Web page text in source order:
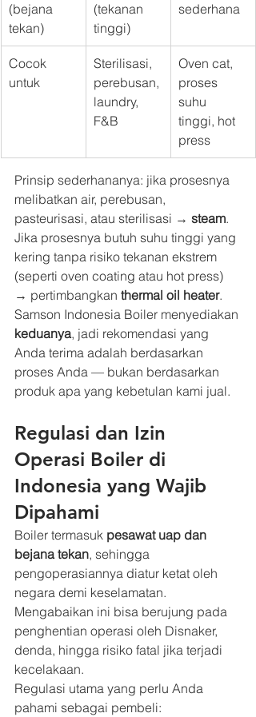
(bejana
tekan)
(tekanan
tinggi)
sederhana
Cocok
untuk
Sterilisasi,
perebusan,
laundry,
F&B
Oven cat,
proses
suhu
tinggi, hot
press
Prinsip sederhananya: jika prosesnya
melibatkan air, perebusan,
pasteurisasi, atau sterilisasi → steam.
Jika prosesnya butuh suhu tinggi yang
kering tanpa risiko tekanan ekstrem
(seperti oven coating atau hot press)
→ pertimbangkan thermal oil heater.
Samson Indonesia Boiler menyediakan
keduanya, jadi rekomendasi yang
Anda terima adalah berdasarkan
proses Anda — bukan berdasarkan
produk apa yang kebetulan kami jual.
Regulasi dan Izin
Operasi Boiler di
Indonesia yang Wajib
Dipahami
Boiler termasuk pesawat uap dan
bejana tekan, sehingga
pengoperasiannya diatur ketat oleh
negara demi keselamatan.
Mengabaikan ini bisa berujung pada
penghentian operasi oleh Disnaker,
denda, hingga risiko fatal jika terjadi
kecelakaan.
Regulasi utama yang perlu Anda
pahami sebagai pembeli: